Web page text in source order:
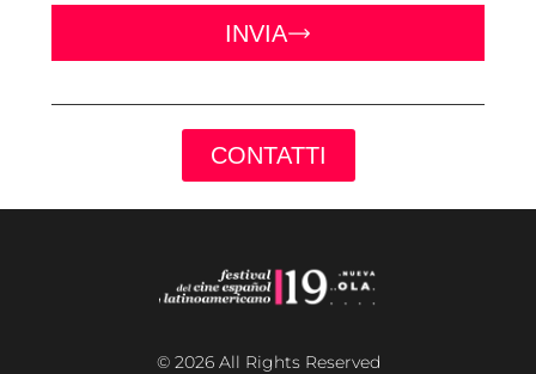
INVIA
CONTATTI
© 2026 All Rights Reserved